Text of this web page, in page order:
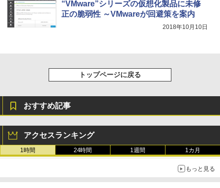
“VMware”シリーズの仮想化製品に未修
正の脆弱性 ～VMwareが回避策を案内
2018年10月10日
トップページに戻る
おすすめ記事
アクセスランキング
1時間 24時間 1週間 1カ月
もっと見る